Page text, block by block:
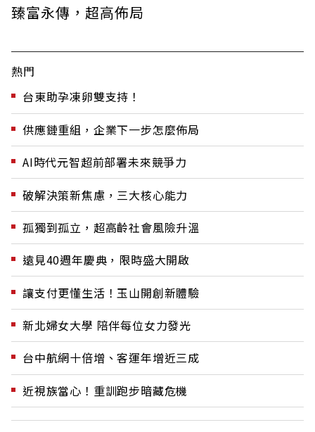
臻富永傳，超高佈局
熱門
台東助孕凍卵雙支持！
供應鏈重組，企業下一步怎麼佈局
AI時代元智超前部署未來競爭力
破解決策新焦慮，三大核心能力
孤獨到孤立，超高齡社會風險升溫
遠見40週年慶典，限時盛大開啟
讓支付更懂生活！玉山開創新體驗
新北婦女大學 陪伴每位女力發光
台中航網十倍增、客運年增近三成
近視族當心！重訓跑步暗藏危機